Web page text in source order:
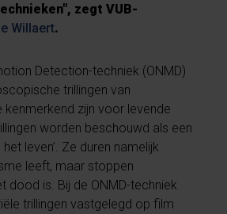
zegt VUB-
Willaert.
Detection-techniek (ONMD)
trillingen van
kenmerkend zijn voor levende
worden beschouwd als een
het leven’. Ze duren namelijk
leeft, maar stoppen
dood is. Bij de ONMD-techniek
trillingen vastgelegd op film